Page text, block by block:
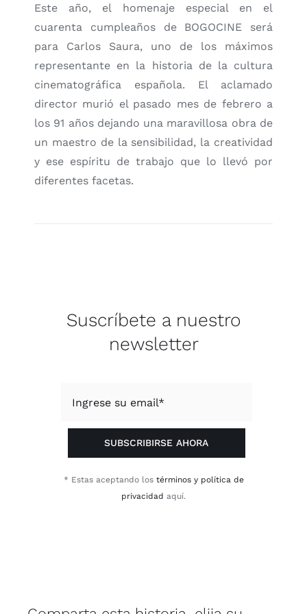
Este año, el homenaje especial en el
cuarenta cumpleaños de BOGOCINE será
para Carlos Saura, uno de los máximos
representante en la historia de la cultura
cinematográfica española. El aclamado
director murió el pasado mes de febrero a
los 91 años dejando una maravillosa obra de
un maestro de la sensibilidad, la creatividad
y ese espíritu de trabajo que lo llevó por
diferentes facetas.
Suscríbete a nuestro
newsletter
SUBSCRIBIRSE AHORA
* Estas aceptando los términos y política de
privacidad aquí.